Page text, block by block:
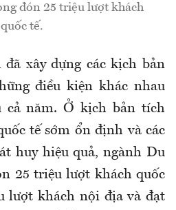
đón 25 triệu lượt khách
quốc tế.
xây dựng các kịch bản
điều kiện khác nhau
cả năm. Ở kịch bản tích
tế sớm ổn định và các
huy hiệu quả, ngành Du
25 triệu lượt khách quốc
lượt khách nội địa và đạt